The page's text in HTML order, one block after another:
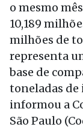
o mesmo
10,189
milhões de
representa
base de
toneladas de
informou a
São Paulo